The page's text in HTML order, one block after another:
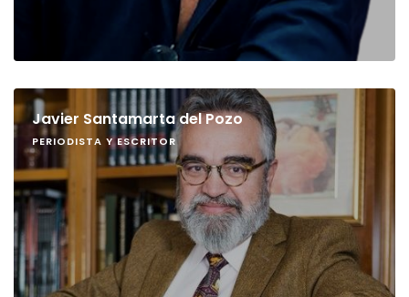
Javier Santamarta del Pozo
PERIODISTA Y ESCRITOR